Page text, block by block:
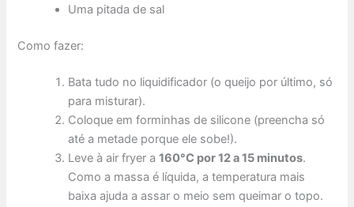
Uma pitada de sal
Como fazer:
Bata tudo no liquidificador (o queijo por último, só
para misturar).
Coloque em forminhas de silicone (preencha só
até a metade porque ele sobe!).
Leve à air fryer a160°C por 12 a 15 minutos.
Como a massa é líquida, a temperatura mais
baixa ajuda a assar o meio sem queimar o topo.